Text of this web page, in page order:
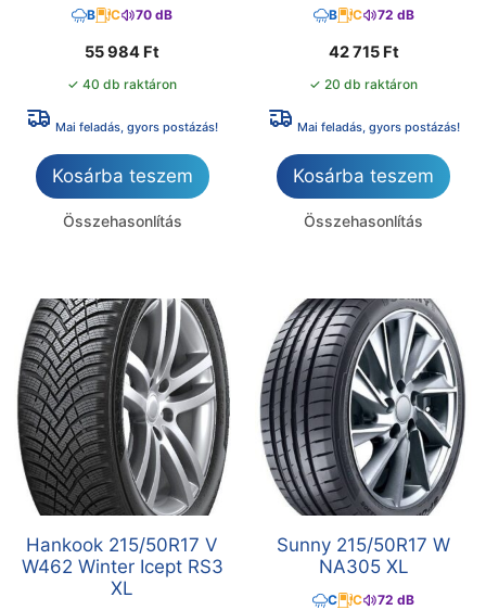
B C 70 dB
55 984 Ft
✓ 40 db raktáron
Mai feladás, gyors postázás!
Kosárba teszem
Összehasonlítás
B C 72 dB
42 715 Ft
✓ 20 db raktáron
Mai feladás, gyors postázás!
Kosárba teszem
Összehasonlítás
Hankook 215/50R17 V
W462 Winter Icept RS3
XL
Sunny 215/50R17 W
NA305 XL
C C 72 dB